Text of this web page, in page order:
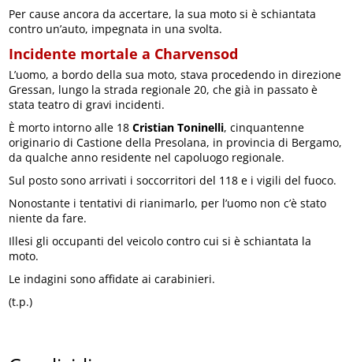
Per cause ancora da accertare, la sua moto si è schiantata
contro un’auto, impegnata in una svolta.
Incidente mortale a Charvensod
L’uomo, a bordo della sua moto, stava procedendo in direzione
Gressan, lungo la strada regionale 20, che già in passato è
stata teatro di gravi incidenti.
È morto intorno alle 18Cristian Toninelli, cinquantenne
originario di Castione della Presolana, in provincia di Bergamo,
da qualche anno residente nel capoluogo regionale.
Sul posto sono arrivati i soccorritori del 118 e i vigili del fuoco.
Nonostante i tentativi di rianimarlo, per l’uomo non c’è stato
niente da fare.
Illesi gli occupanti del veicolo contro cui si è schiantata la
moto.
Le indagini sono affidate ai carabinieri.
(t.p.)